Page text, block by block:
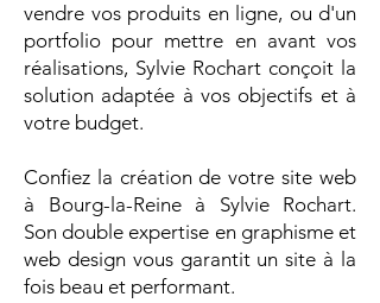
vendre vos produits en ligne, ou d'un
portfolio pour mettre en avant vos
réalisations, Sylvie Rochart conçoit la
solution adaptée à vos objectifs et à
votre budget.
Confiez la création de votre site web
à Bourg-la-Reine à Sylvie Rochart.
Son double expertise en graphisme et
web design vous garantit un site à la
fois beau et performant.